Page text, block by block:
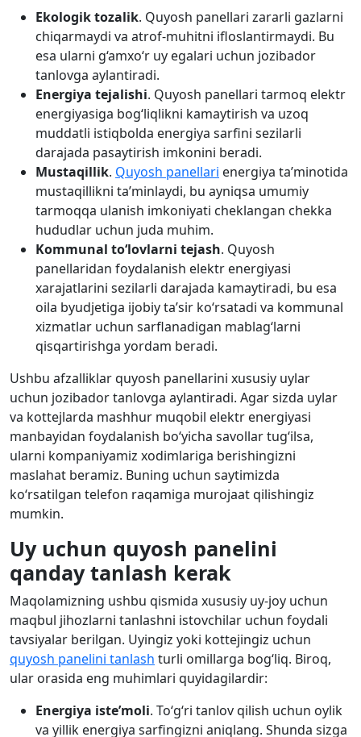
Ekologik tozalik. Quyosh panellari zararli gazlarni
chiqarmaydi va atrof-muhitni ifloslantirmaydi. Bu
esa ularni g‘amxo‘r uy egalari uchun jozibador
tanlovga aylantiradi.
Energiya tejalishi. Quyosh panellari tarmoq elektr
energiyasiga bog‘liqlikni kamaytirish va uzoq
muddatli istiqbolda energiya sarfini sezilarli
darajada pasaytirish imkonini beradi.
Mustaqillik. Quyosh panellari energiya ta’minotida
mustaqillikni ta’minlaydi, bu ayniqsa umumiy
tarmoqqa ulanish imkoniyati cheklangan chekka
hududlar uchun juda muhim.
Kommunal to‘lovlarni tejash. Quyosh
panellaridan foydalanish elektr energiyasi
xarajatlarini sezilarli darajada kamaytiradi, bu esa
oila byudjetiga ijobiy ta’sir ko‘rsatadi va kommunal
xizmatlar uchun sarflanadigan mablag‘larni
qisqartirishga yordam beradi.
Ushbu afzalliklar quyosh panellarini xususiy uylar
uchun jozibador tanlovga aylantiradi. Agar sizda uylar
va kottejlarda mashhur muqobil elektr energiyasi
manbayidan foydalanish bo‘yicha savollar tug‘ilsa,
ularni kompaniyamiz xodimlariga berishingizni
maslahat beramiz. Buning uchun saytimizda
ko‘rsatilgan telefon raqamiga murojaat qilishingiz
mumkin.
Uy uchun quyosh panelini
qanday tanlash kerak
Maqolamizning ushbu qismida xususiy uy-joy uchun
maqbul jihozlarni tanlashni istovchilar uchun foydali
tavsiyalar berilgan. Uyingiz yoki kottejingiz uchun
quyosh panelini tanlash turli omillarga bog‘liq. Biroq,
ular orasida eng muhimlari quyidagilardir:
Energiya iste’moli. To‘g‘ri tanlov qilish uchun oylik
va yillik energiya sarfingizni aniqlang. Shunda sizga